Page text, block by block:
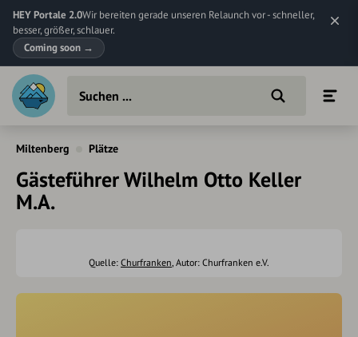
HEY Portale 2.0Wir bereiten gerade unseren Relaunch vor - schneller,
besser, größer, schlauer.
Coming soon →
Miltenberg Plätze
Gästeführer Wilhelm Otto Keller
M.A.
Quelle: Churfranken, Autor: Churfranken e.V.